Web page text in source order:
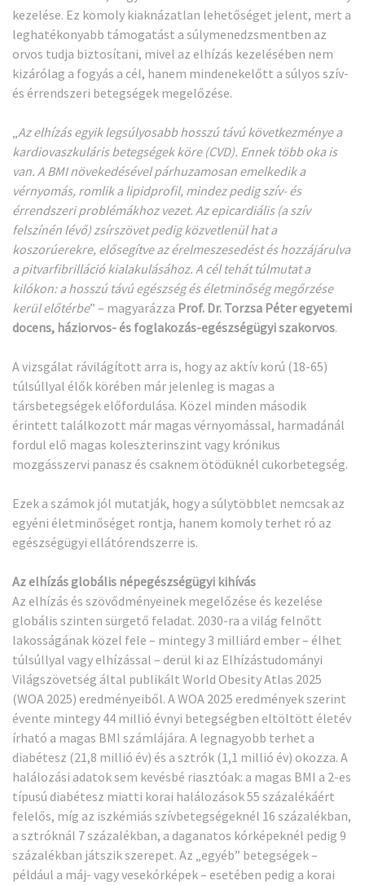
kezelése. Ez komoly kiaknázatlan lehetőséget jelent, mert a
leghatékonyabb támogatást a súlymenedzsmentben az
orvos tudja biztosítani, mivel az elhízás kezelésében nem
kizárólag a fogyás a cél, hanem mindenekelőtt a súlyos szív-
és érrendszeri betegségek megelőzése.
„Az elhízás egyik legsúlyosabb hosszú távú következménye a
kardiovaszkuláris betegségek köre (CVD). Ennek több oka is
van. A BMI növekedésével párhuzamosan emelkedik a
vérnyomás, romlik a lipidprofil, mindez pedig szív- és
érrendszeri problémákhoz vezet. Az epicardiális (a szív
felszínén lévő) zsírszövet pedig közvetlenül hat a
koszorúerekre, elősegítve az érelmeszesedést és hozzájárulva
a pitvarfibrilláció kialakulásához. A cél tehát túlmutat a
kilókon: a hosszú távú egészség és életminőség megőrzése
kerül előtérbe” – magyarázza Prof. Dr. Torzsa Péter egyetemi
docens, háziorvos- és foglakozás-egészségügyi szakorvos.
A vizsgálat rávilágított arra is, hogy az aktív korú (18-65)
túlsúllyal élők körében már jelenleg is magas a
társbetegségek előfordulása. Közel minden második
érintett találkozott már magas vérnyomással, harmadánál
fordul elő magas koleszterinszint vagy krónikus
mozgásszervi panasz és csaknem ötödüknél cukorbetegség.
Ezek a számok jól mutatják, hogy a súlytöbblet nemcsak az
egyéni életminőséget rontja, hanem komoly terhet ró az
egészségügyi ellátórendszerre is.
Az elhízás globális népegészségügyi kihívás
Az elhízás és szövődményeinek megelőzése és kezelése
globális szinten sürgető feladat. 2030-ra a világ felnőtt
lakosságának közel fele – mintegy 3 milliárd ember – élhet
túlsúllyal vagy elhízással – derül ki az Elhízástudományi
Világszövetség által publikált World Obesity Atlas 2025
(WOA 2025) eredményeiből. A WOA 2025 eredmények szerint
évente mintegy 44 millió évnyi betegségben eltöltött életév
írható a magas BMI számlájára. A legnagyobb terhet a
diabétesz (21,8 millió év) és a sztrók (1,1 millió év) okozza. A
halálozási adatok sem kevésbé riasztóak: a magas BMI a 2-es
típusú diabétesz miatti korai halálozások 55 százalékáért
felelős, míg az iszkémiás szívbetegségeknél 16 százalékban,
a sztróknál 7 százalékban, a daganatos kórképeknél pedig 9
százalékban játszik szerepet. Az „egyéb” betegségek –
például a máj- vagy vesekórképek – esetében pedig a korai